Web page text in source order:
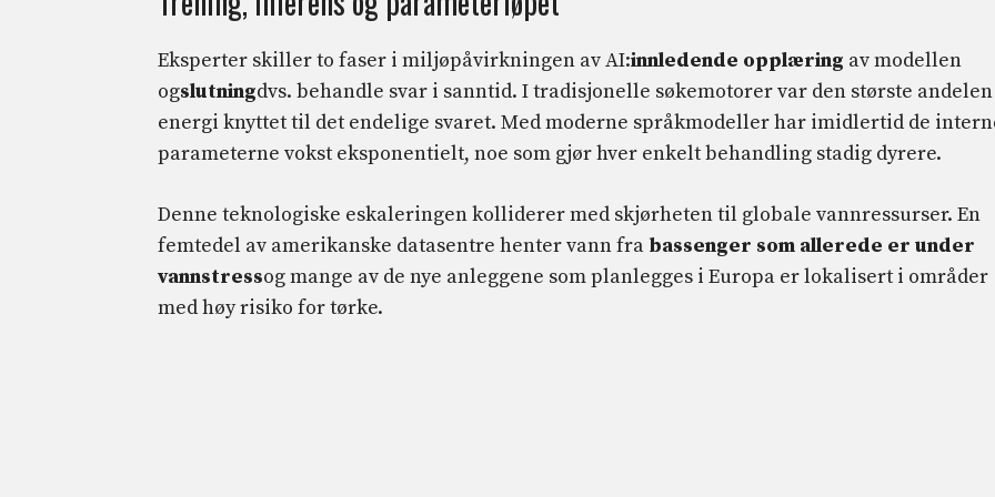
Eksperter skiller to faser i miljøpåvirkningen av AI:innledende opplæring av modellen
ogslutningdvs. behandle svar i sanntid. I tradisjonelle søkemotorer var den største andelen
energi knyttet til det endelige svaret. Med moderne språkmodeller har imidlertid de
parameterne vokst eksponentielt, noe som gjør hver enkelt behandling stadig dyrere.
Denne teknologiske eskaleringen kolliderer med skjørheten til globale vannressurser. En
femtedel av amerikanske datasentre henter vann fra bassenger som allerede er under
vannstressog mange av de nye anleggene som planlegges i Europa er lokalisert i områder
med høy risiko for tørke.